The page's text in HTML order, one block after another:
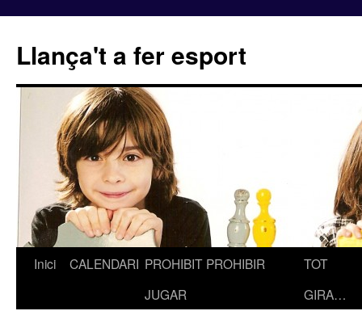
Llança't a fer esport
Vés
Inici CALENDARI PROHIBIT PROHIBIR
JUGAR
TOT
GIRA…